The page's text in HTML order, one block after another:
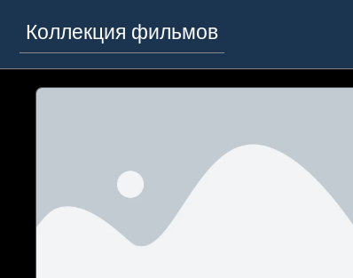
Коллекция фильмов